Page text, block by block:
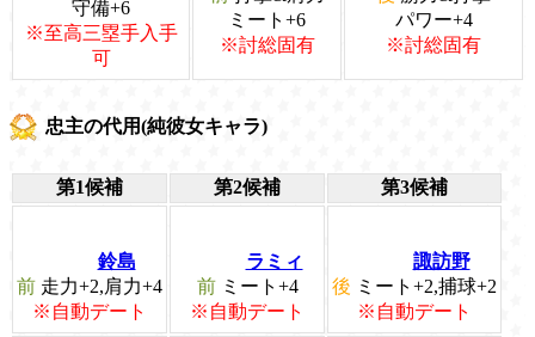
守備+6
※至高三塁手入手
可
ミート+6
※討総固有
パワー+4
※討総固有
忠主の代用(純彼女キャラ)
第1候補 第2候補 第3候補
鈴島
前 走力+2,肩力+4
※自動デート
ラミィ
前ミート+4
※自動デート
諏訪野
後 ミート+2,捕球+2
※自動デート